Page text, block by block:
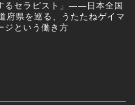
るセラピスト」——日本全国
府県を巡る、うたたねゲイマ
ジという働き方